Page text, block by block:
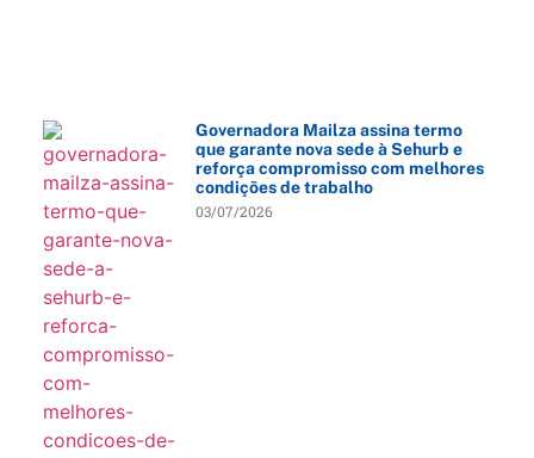
Governadora Mailza assina termo
que garante nova sede à Sehurb e
reforça compromisso com melhores
condições de trabalho
03/07/2026